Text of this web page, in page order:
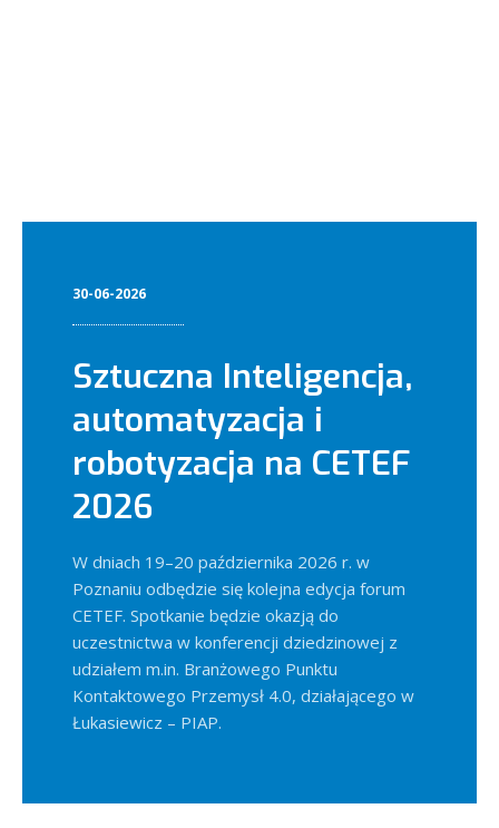
30-06-2026
Sztuczna Inteligencja,
automatyzacja i
robotyzacja na CETEF
2026
W dniach 19–20 października 2026 r. w
Poznaniu odbędzie się kolejna edycja forum
CETEF. Spotkanie będzie okazją do
uczestnictwa w konferencji dziedzinowej z
udziałem m.in. Branżowego Punktu
Kontaktowego Przemysł 4.0, działającego w
Łukasiewicz – PIAP.